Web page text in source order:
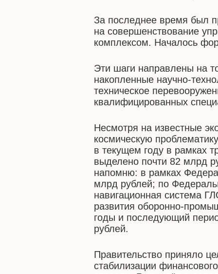
За последнее время был
на совершенствование
комплексом. Началось
Эти шаги направлены на
накопленные научно-
техническое
квалифицированных
Несмотря на известные
космическую
в текущем году в рамках
выделено почти 82 млрд
напомню: в рамках
млрд рублей; по
навигационная система
развития оборонно-
годы и последующий
рублей.
Правительство приняло
стабилизации